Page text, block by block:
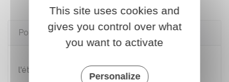
Pour en savoir plus
l'étranger
This site uses cookies and
gives you control over what
you want to activate
Personalize